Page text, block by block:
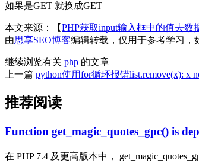
如果是GET 就换成GET
本文来源：【PHP获取input输入框中的值去数
由思享SEO博客编辑转载，仅用于参考学习，
继续浏览有关 php 的文章
上一篇 python使用for循环报错list.remove(x): x
推荐阅读
Function get_magic_quotes_gpc() is
在 PHP 7.4 及更高版本中，